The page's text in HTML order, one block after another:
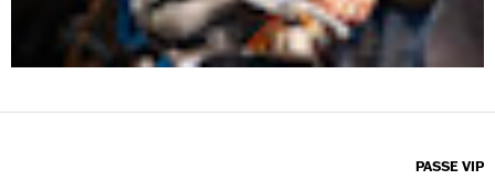
PASSE VIP